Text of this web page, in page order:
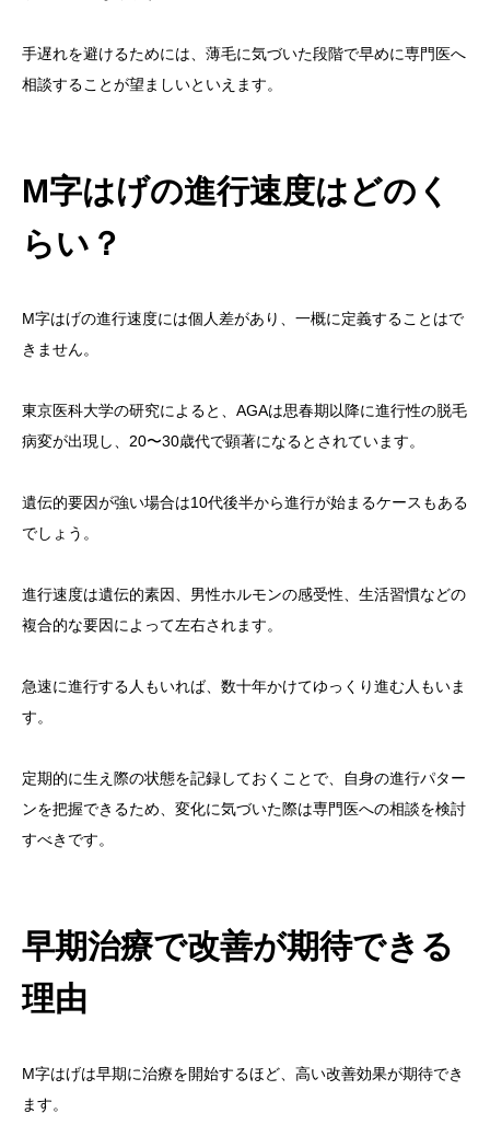
手遅れを避けるためには、薄毛に気づいた段階で早めに専門医へ
相談することが望ましいといえます。
M字はげの進行速度はどのく
らい？
M字はげの進行速度には個人差があり、一概に定義することはで
きません。
東京医科大学の研究によると、AGAは思春期以降に進行性の脱毛
病変が出現し、20〜30歳代で顕著になるとされています。
遺伝的要因が強い場合は10代後半から進行が始まるケースもある
でしょう。
進行速度は遺伝的素因、男性ホルモンの感受性、生活習慣などの
複合的な要因によって左右されます。
急速に進行する人もいれば、数十年かけてゆっくり進む人もいま
す。
定期的に生え際の状態を記録しておくことで、自身の進行パター
ンを把握できるため、変化に気づいた際は専門医への相談を検討
すべきです。
早期治療で改善が期待できる
理由
M字はげは早期に治療を開始するほど、高い改善効果が期待でき
ます。